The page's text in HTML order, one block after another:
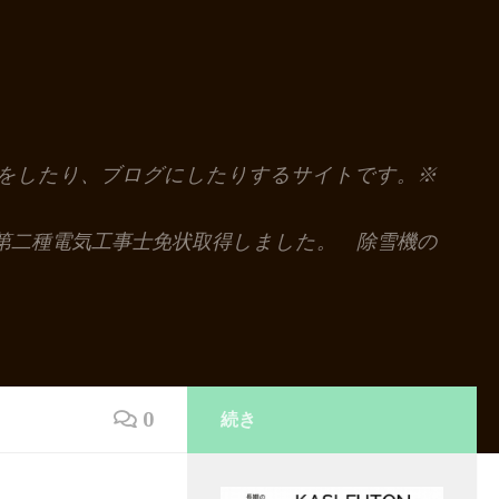
したり、ブログにしたりするサイトです。※
種電気工事士免状取得しました。 除雪機の
0 続き